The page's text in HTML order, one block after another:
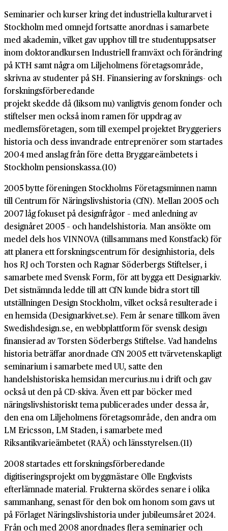
Seminarier och kurser kring det industriella kulturarvet i
Stockholm med omnejd fortsatte anordnas i samarbete
med akademin, vilket gav upphov till tre studentuppsatser
inom doktorandkursen Industriell framväxt och förändring
på KTH samt några om Liljeholmens företagsområde,
skrivna av studenter på SH. Finansiering av forsknings- och
forskningsförberedande
projekt skedde då (liksom nu) vanligtvis genom fonder och
stiftelser men också inom ramen för uppdrag av
medlemsföretagen, som till exempel projektet Bryggeriers
historia och dess invandrade entreprenörer som startades
2004 med anslag från före detta Bryggareämbetets i
Stockholm pensionskassa.(10)
2005 bytte föreningen Stockholms Företagsminnen namn
till Centrum för Näringslivshistoria (CfN). Mellan 2005 och
2007 låg fokuset på designfrågor – med anledning av
designåret 2005 – och handelshistoria. Man ansökte om
medel dels hos VINNOVA (tillsammans med Konstfack) för
att planera ett forskningscentrum för designhistoria, dels
hos RJ och Torsten och Ragnar Söderbergs Stiftelser, i
samarbete med Svensk Form, för att bygga ett Designarkiv.
Det sistnämnda ledde till att CfN kunde bidra stort till
utställningen Design Stockholm, vilket också resulterade i
en hemsida (Designarkivet.se). Fem år senare tillkom även
Swedishdesign.se, en webbplattform för svensk design
finansierad av Torsten Söderbergs Stiftelse. Vad handelns
historia beträffar anordnade CfN 2005 ett tvärvetenskapligt
seminarium i samarbete med UU, satte den
handelshistoriska hemsidan mercurius.nu i drift och gav
också ut den på CD-skiva. Även ett par böcker med
näringslivshistoriskt tema publicerades under dessa år,
den ena om Liljeholmens företagsområde, den andra om
LM Ericsson, LM Staden, i samarbete med
Riksantikvarieämbetet (RAÄ) och länsstyrelsen.(11)
2008 startades ett forskningsförberedande
digitiseringsprojekt om byggmästare Olle Engkvists
efterlämnade material. Frukterna skördes senare i olika
sammanhang, senast för den bok om honom som gavs ut
på Förlaget Näringslivshistoria under jubileumsåret 2024.
Från och med 2008 anordnades flera seminarier och